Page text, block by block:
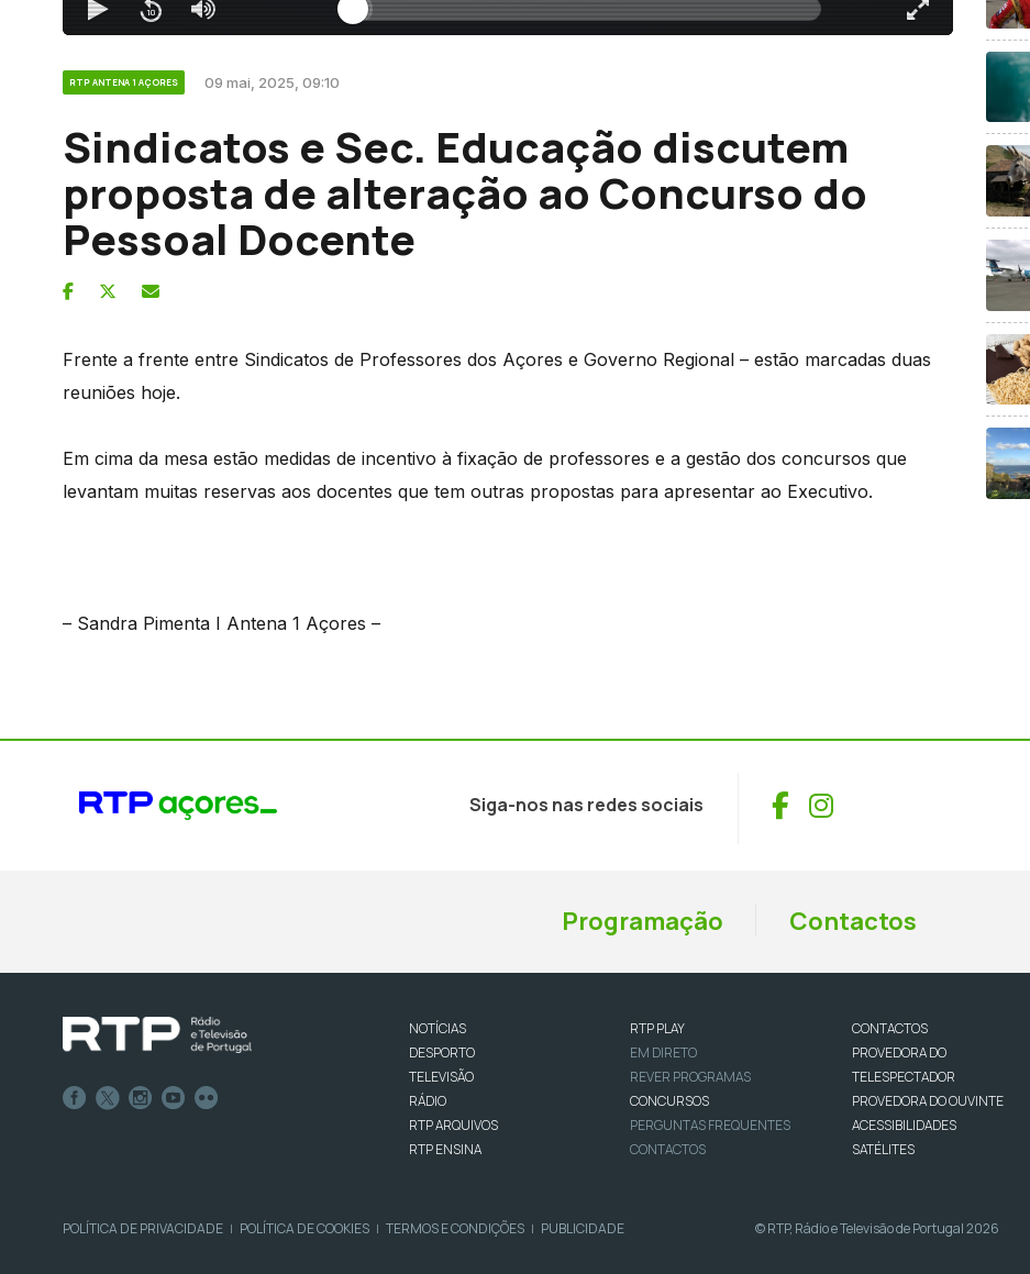
RTP ANTENA 1 AÇORES 09 mai, 2025, 09:10
Sindicatos e Sec. Educação discutem
proposta de alteração ao Concurso do
Pessoal Docente
Frente a frente entre Sindicatos de Professores dos Açores e Governo Regional – estão marcadas duas
reuniões hoje.
Em cima da mesa estão medidas de incentivo à fixação de professores e a gestão dos concursos que
levantam muitas reservas aos docentes que tem outras propostas para apresentar ao Executivo.
– Sandra Pimenta I Antena 1 Açores –
Siga-nos nas redes sociais Facebook
Instagram
Programação Contactos
NOTÍCIAS
DESPORTO
TELEVISÃO
RÁDIO
RTP ARQUIVOS
RTP ENSINA
RTP PLAY
EM DIRETO
REVER PROGRAMAS
CONCURSOS
PERGUNTAS FREQUENTES
CONTACTOS
CONTACTOS
PROVEDORA DO
TELESPECTADOR
PROVEDORA DO OUVINTE
ACESSIBILIDADES
SATÉLITES
POLÍTICA DE PRIVACIDADE | POLÍTICA DE COOKIES | TERMOS E CONDIÇÕES | PUBLICIDADE © RTP, Rádio e Televisão de Portugal 2026